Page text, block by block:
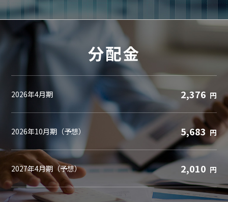
分配金
2026年4月期 2,376 円
2026年10月期（予想） 5,683 円
2027年4月期（予想） 2,010 円